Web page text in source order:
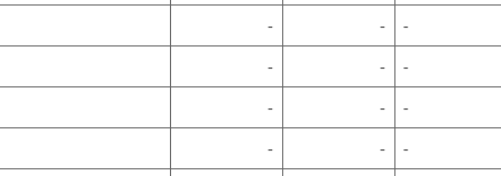
- - -
- - -
- - -
- - -